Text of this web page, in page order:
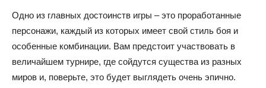
Одно из главных достоинств игры – это проработанные
персонажи, каждый из которых имеет свой стиль боя и
особенные комбинации. Вам предстоит участвовать в
величайшем турнире, где сойдутся существа из разных
миров и, поверьте, это будет выглядеть очень эпично.